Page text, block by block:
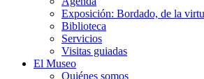
Exposición: Bordado, de la
Biblioteca
Servicios
Visitas guiadas
El Museo
Quiénes somos